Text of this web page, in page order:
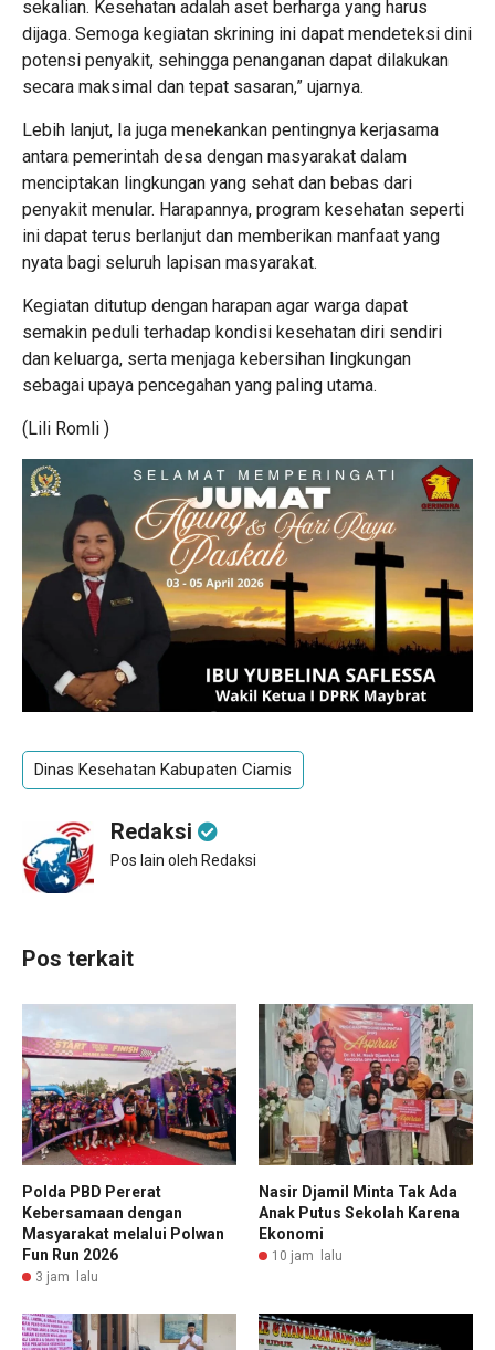
sekalian. Kesehatan adalah aset berharga yang harus
dijaga. Semoga kegiatan skrining ini dapat mendeteksi dini
potensi penyakit, sehingga penanganan dapat dilakukan
secara maksimal dan tepat sasaran,” ujarnya.
Lebih lanjut, Ia juga menekankan pentingnya kerjasama
antara pemerintah desa dengan masyarakat dalam
menciptakan lingkungan yang sehat dan bebas dari
penyakit menular. Harapannya, program kesehatan seperti
ini dapat terus berlanjut dan memberikan manfaat yang
nyata bagi seluruh lapisan masyarakat.
Kegiatan ditutup dengan harapan agar warga dapat
semakin peduli terhadap kondisi kesehatan diri sendiri
dan keluarga, serta menjaga kebersihan lingkungan
sebagai upaya pencegahan yang paling utama.
(Lili Romli )
Dinas Kesehatan Kabupaten Ciamis
Redaksi
Pos lain oleh Redaksi
Pos terkait
Polda PBD Pererat
Kebersamaan dengan
Masyarakat melalui Polwan
Fun Run 2026
3 jam lalu
Nasir Djamil Minta Tak Ada
Anak Putus Sekolah Karena
Ekonomi
10 jam lalu